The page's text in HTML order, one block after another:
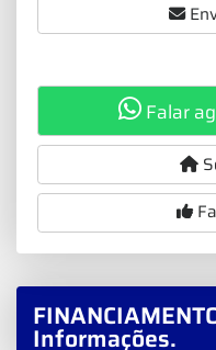
Falar
Informações.